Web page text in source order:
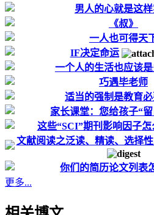
男人的心就是这
《叔》
一人也可得天
IF决定命运
一个人的生活也应该
巧遇毕老师
适当的强制是教育
家长课堂：您给孩子“留
这些“SCI”期刊影响因子
文献阅读之泛读、精读、选择
你们的简历论文列表
更多...